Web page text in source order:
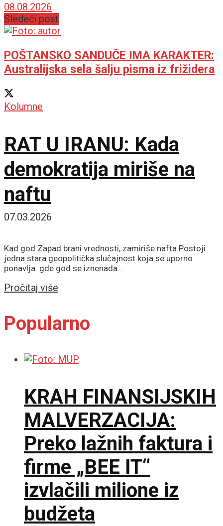
08.08.2026
Sledeći post
POŠTANSKO SANDUČE IMA KARAKTER:
Australijska sela šalju pisma iz frižidera
Kolumne
RAT U IRANU: Kada
demokratija miriše na
naftu
07.03.2026
Kad god Zapad brani vrednosti, zamiriše nafta Postoji
jedna stara geopolitička slučajnost koja se uporno
ponavlja: gde god se iznenada...
Pročitaj više
Popularno
KRAH FINANSIJSKIH
MALVERZACIJA:
Preko lažnih faktura i
firme „BEE IT“
izvlačili milione iz
budžeta